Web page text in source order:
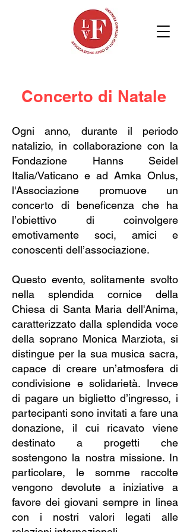
Concerto di Natale
Ogni anno, durante il periodo
natalizio, in collaborazione con la
Fondazione Hanns Seidel
Italia/Vaticano e ad Amka Onlus,
l'Associazione promuove un
concerto di beneficenza che ha
l’obiettivo di coinvolgere
emotivamente soci, amici e
conoscenti dell’associazione.
Questo evento, solitamente svolto
nella splendida cornice della
Chiesa di Santa Maria dell'Anima,
caratterizzato dalla splendida voce
della soprano Monica Marziota, si
distingue per la sua musica sacra,
capace di creare un’atmosfera di
condivisione e solidarietà. Invece
di pagare un biglietto d’ingresso, i
partecipanti sono invitati a fare una
donazione, il cui ricavato viene
destinato a progetti che
sostengono la nostra missione. In
particolare, le somme raccolte
vengono devolute a iniziative a
favore dei giovani sempre in linea
con i nostri valori legati alle